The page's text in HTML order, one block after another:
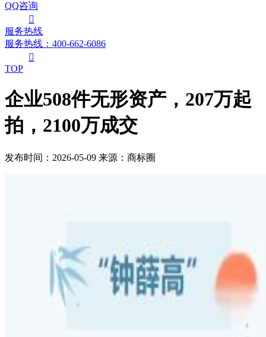
QQ咨询

服务热线
服务热线：400-662-6086

TOP
企业508件无形资产，207万起
拍，2100万成交
发布时间：2026-05-09 来源：商标圈